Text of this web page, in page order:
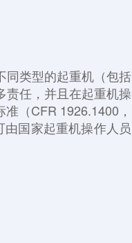
同类型的起重机（包括
责任，并且在起重机操
（CFR 1926.1400，
由国家起重机操作人员